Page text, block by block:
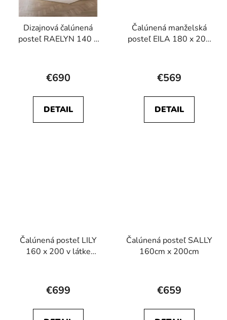
Dizajnová čalúnená
posteľ RAELYN 140 x
hodnotenie
je
5,0
€690
DETAIL
Čalúnená manželská
posteľ EILA 180 x 200
hodnotenie
je
4,3
€569
DETAIL
Čalúnená posteľ LILY
160 x 200 v látke
hodnotenie
je
€699
Čalúnená posteľ SALLY
160cm x 200cm
hodnotenie
je
€659